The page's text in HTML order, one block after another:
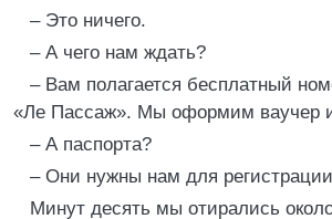
– Это ничего.
– А чего нам ждать?
– Вам полагается бесплатный
«Ле Пассаж». Мы оформим ваучер
– А паспорта?
– Они нужны нам для
Минут десять мы отирались